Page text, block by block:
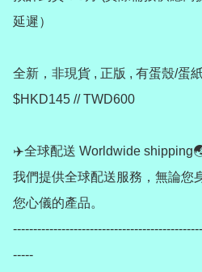
延遲）
全新，非現貨 , 正版 , 有蛋殼/蛋
$HKD145 // TWD600
✈️全球配送 Worldwide
我們提供全球配送服務，無論您
您心儀的產品。
-----